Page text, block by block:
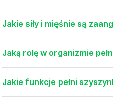
Jakie siły i mięśnie są
Jaką rolę w organizmie
Jakie funkcje pełni